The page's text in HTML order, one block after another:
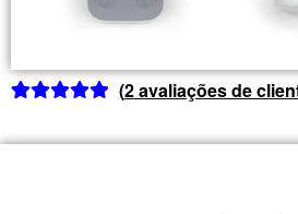
com5.00em
(2avaliações de